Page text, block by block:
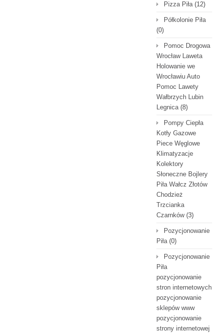
Pizza Piła(12)
Półkolonie Piła
(0)
Pomoc Drogowa
Wrocław Laweta
Holowanie we
Wrocławiu Auto
Pomoc Lawety
Wałbrzych Lubin
Legnica(8)
Pompy Ciepła
Kotły Gazowe
Piece Węglowe
Klimatyzacje
Kolektory
Słoneczne Bojlery
Piła Wałcz Złotów
Chodzież
Trzcianka
Czarnków(3)
Pozycjonowanie
Piła(0)
Pozycjonowanie
Piła
pozycjonowanie
stron internetowych
pozycjonowanie
sklepów www
pozycjonowanie
strony internetowej